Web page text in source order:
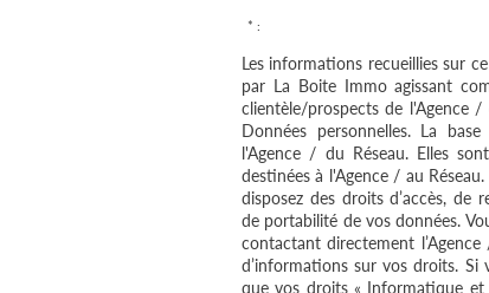
* :
Les informations recueillies sur
par La Boite Immo agissant
clientèle/prospects de l'Agence
Données personnelles. La
l'Agence / du Réseau. Elles
destinées à l'Agence / au
disposez des droits d’accès, de
de portabilité de vos données.
contactant directement
d’informations sur vos droits. Si
que vos droits « Informatique et